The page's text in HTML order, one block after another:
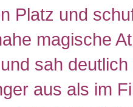
Platz und
magische
sah
aus als im